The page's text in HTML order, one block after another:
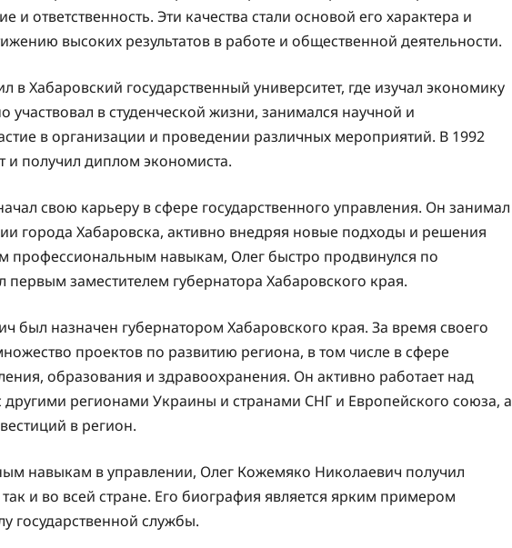
и ответственность. Эти качества стали основой его характера и
высоких результатов в работе и общественной деятельности.
Хабаровский государственный университет, где изучал экономику
в студенческой жизни, занимался научной и
в организации и проведении различных мероприятий. В 1992
и получил диплом экономиста.
свою карьеру в сфере государственного управления. Он занимал
города Хабаровска, активно внедряя новые подходы и решения
профессиональным навыкам, Олег быстро продвинулся по
первым заместителем губернатора Хабаровского края.
был назначен губернатором Хабаровского края. За время своего
проектов по развитию региона, в том числе в сфере
образования и здравоохранения. Он активно работает над
регионами Украины и странами СНГ и Европейского союза, а
в регион.
навыкам в управлении, Олег Кожемяко Николаевич получил
и во всей стране. Его биография является ярким примером
государственной службы.